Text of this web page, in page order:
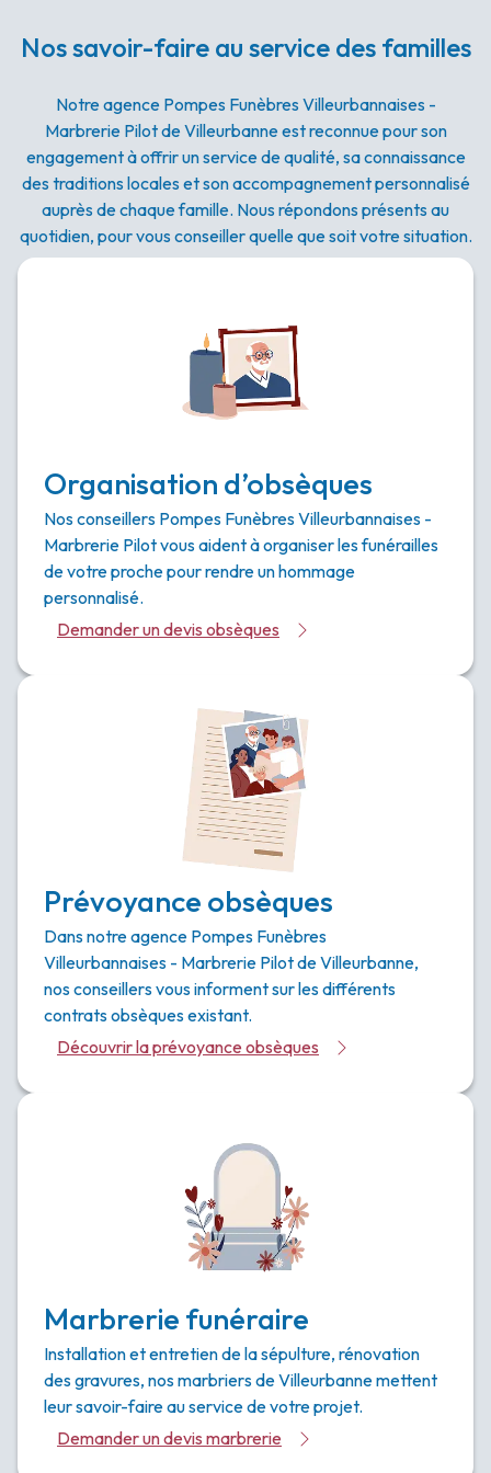
Nos savoir-faire au service des familles
Notre agence Pompes Funèbres Villeurbannaises -
Marbrerie Pilot de Villeurbanne est reconnue pour son
engagement à offrir un service de qualité, sa connaissance
des traditions locales et son accompagnement personnalisé
auprès de chaque famille. Nous répondons présents au
quotidien, pour vous conseiller quelle que soit votre situation.
Organisation d’obsèques
Nos conseillers Pompes Funèbres Villeurbannaises -
Marbrerie Pilot vous aident à organiser les funérailles
de votre proche pour rendre un hommage
personnalisé.
Demander un devis obsèques
Prévoyance obsèques
Dans notre agence Pompes Funèbres
Villeurbannaises - Marbrerie Pilot de Villeurbanne,
nos conseillers vous informent sur les différents
contrats obsèques existant.
Découvrir la prévoyance obsèques
Marbrerie funéraire
Installation et entretien de la sépulture, rénovation
des gravures, nos marbriers de Villeurbanne mettent
leur savoir-faire au service de votre projet.
Demander un devis marbrerie